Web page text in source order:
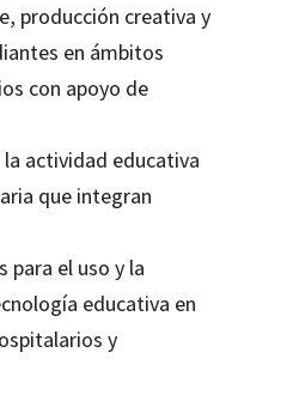
producción creativa y
en ámbitos
con apoyo de
actividad educativa
que integran
para el uso y la
educativa en
y